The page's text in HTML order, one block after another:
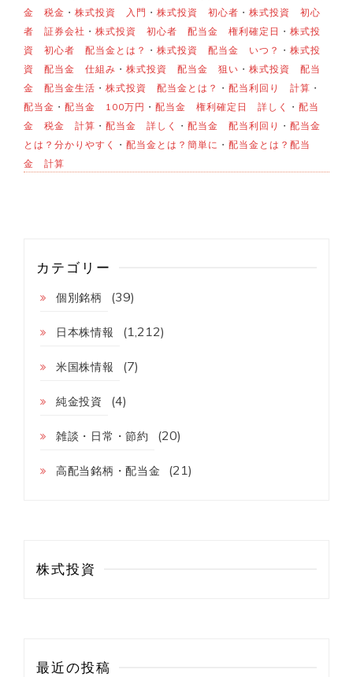
金 税金 ・ 株式投資 入門 ・ 株式投資 初心者 ・ 株式投資 初心
者 証券会社 ・ 株式投資 初心者 配当金 権利確定日 ・ 株式投
資 初心者 配当金とは？ ・ 株式投資 配当金 いつ？ ・ 株式投
資 配当金 仕組み ・ 株式投資 配当金 狙い ・ 株式投資 配当
金 配当金生活 ・ 株式投資 配当金とは？ ・ 配当利回り 計算 ・
配当金 ・ 配当金 100万円 ・ 配当金 権利確定日 詳しく ・ 配当
金 税金 計算 ・ 配当金 詳しく ・ 配当金 配当利回り ・ 配当金
とは？分かりやすく
・ 配当金とは？簡単に ・ 配当金とは？配当
金 計算
カテゴリー
個別銘柄 (39)
日本株情報 (1,212)
米国株情報 (7)
純金投資 (4)
雑談・日常・節約 (20)
高配当銘柄・配当金 (21)
株式投資
最近の投稿